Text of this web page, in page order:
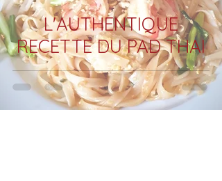
L'AUTHENTIQUE
RECETTE DU PAD THAI